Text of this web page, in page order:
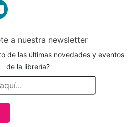
a nuestra newsletter
de las últimas novedades y eventos
de la librería?